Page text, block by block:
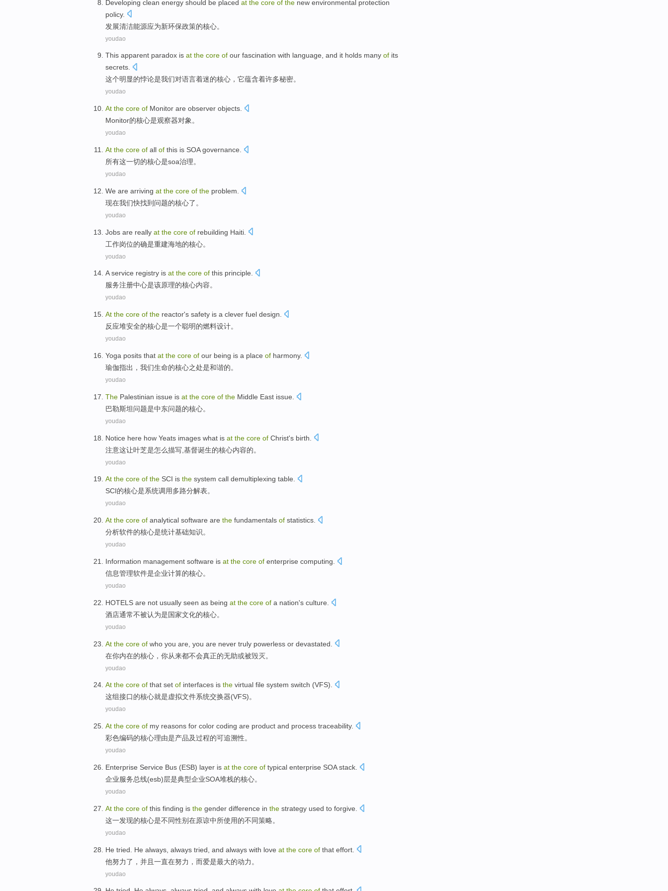
Developing clean energy should be placed at the core of the new environmental protection
policy.
发展清洁能源应为新环保政策的核心。
youdao
This apparent paradox is at the core of our fascination with language, and it holds many of its
secrets.
这个明显的悖论是我们对语言着迷的核心 ， 它蕴含着许多秘密。
youdao
At the core of Monitor are observer objects
Monitor的核心是观察器对象 。
youdao
At the core of all of this is SOA governance
所有这一切的核心是soa治理。
youdao
We are arriving at the core of the problem
现在我们快找到问题的核心了。
youdao
Jobs are really at the core of rebuilding Haiti
工作岗位的确是重建海地的核心。
youdao
Aservice registry is at the core of this principle.
服务注册中心是该原理的核心内容。
youdao
At the core of the reactor's safety is a clever fuel design
反应堆安全的核心是一个聪明的燃料设计。
youdao
Yoga posits that at the core of our being is a place of harmony.
瑜伽指出， 我们生命的核心之处是和谐的。
youdao
The Palestinian issue is at the core of the Middle East issue.
巴勒斯坦问题是中东问题的核心。
youdao
Notice here how Yeats images what is at the core of Christ's birth
注意这让叶芝是怎么描写, 基督诞生的核心内容的。
youdao
At the core of the SCI is the system call demultiplexing table.
SCI的核心是系统调用多路分解表。
youdao
At the core of analytical software are the fundamentals of statistics
分析软件的核心是统计基础知识。
youdao
Information management software is at the core of enterprise computing
信息管理软件是企业计算的核心。
youdao
HOTELS are not usually seen as being at the core of a nation's culture
酒店通常不被认为是国家文化的核心。
youdao
At the core of who you are, you are never truly powerless or devastated
在你内在的核心 ，你从来都不会真正的无助或被毁灭。
youdao
At the core of that set of interfaces is the virtual file system switch (VFS).
这组接口的核心就是虚拟文件系统交换器(VFS)。
youdao
At the core of my reasons for color coding are product and process traceability.
彩色编码的核心理由是产品及过程的可追溯性。
youdao
Enterprise Service Bus (ESB) layer is at the core of typical enterprise SOA stack
企业服务总线(esb)层是典型企业SOA堆栈的核心。
youdao
At the core of this finding is the gender difference in the strategy used to forgive
这一发现的核心是不同性别在原谅中所使用的不同策略。
youdao
He tried . He always , always tried, and always with love at the core of that effort.
他努力了， 并且一直在努力，而爱是最大的动力 。
youdao